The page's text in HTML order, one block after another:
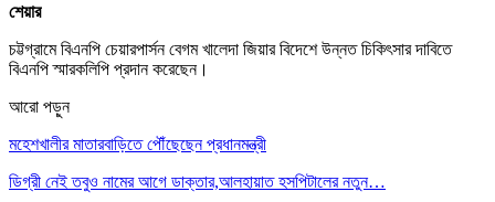
শেয়ার
চট্টগ্রামে বিএনপি চেয়ারপার্সন বেগম খালেদা জিয়ার বিদেশে উন্নত চিকিৎসার দাবিতে
বিএনপি স্মারকলিপি প্রদান করেছেন।
আরো পড়ুন
মহেশখালীর মাতারবাড়িতে পৌঁছেছেন প্রধানমন্ত্রী
ডিগ্রী নেই তবুও নামের আগে ডাক্তার,আলহায়াত হসপিটালের নতুন…